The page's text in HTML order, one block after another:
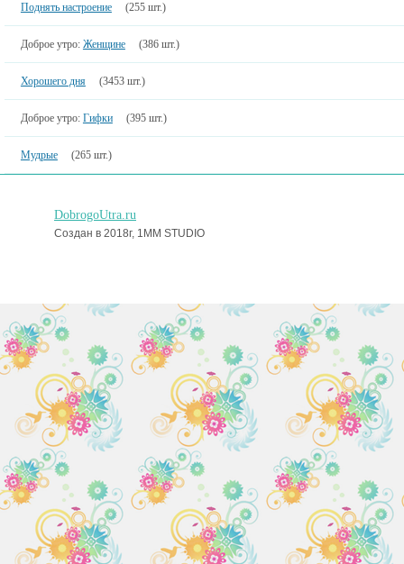
Поднять настроение (255 шт.)
Доброе утро: Женщине (386 шт.)
Хорошего дня (3453 шт.)
Доброе утро: Гифки (395 шт.)
Мудрые (265 шт.)
DobrogoUtra.ru
Создан в 2018г, 1MM STUDIO